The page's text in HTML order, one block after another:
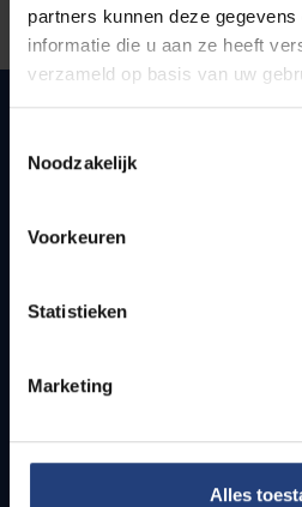
partners kunnen deze
informatie die u aan ze heeft
verzameld op basis van uw
Noodzakelijk
Voorkeuren
Statistieken
Marketing
Alles
Snel naar
Bereikbaarheid